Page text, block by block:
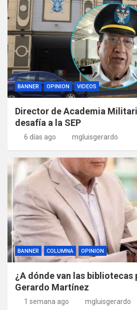
BANNER OPINION VIDEOS
Director de Academia
desafía a la SEP
6 días ago mgluisgerardo
BANNER COLUMNA OPINION
¿A dónde van las bibliotecas
Gerardo Martínez
1 semana ago mgluisgerardo